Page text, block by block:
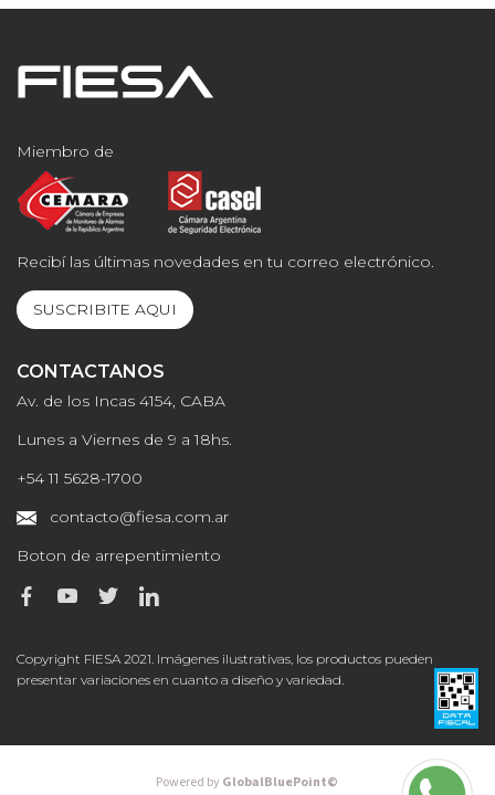
Miembro de
Recibí las últimas novedades en tu correo electrónico.
SUSCRIBITE AQUI
CONTACTANOS
Av. de los Incas 4154, CABA
Lunes a Viernes de 9 a 18hs.
+54 11 5628-1700
contacto@fiesa.com.ar
Boton de arrepentimiento
Copyright FIESA 2021. Imágenes ilustrativas, los productos pueden
presentar variaciones en cuanto a diseño y variedad.
Powered byGlobalBluePoint©